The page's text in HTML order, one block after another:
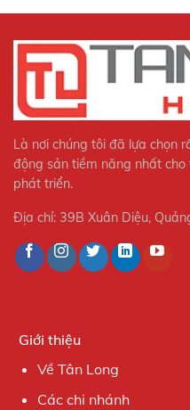
Là nơi chúng tôi đã lựa chọn
động sản tiềm năng nhất
phát triển.
Địa chỉ: 39B Xuân Diệu,
Giới thiệu
Về Tân Long
Các chi nhánh